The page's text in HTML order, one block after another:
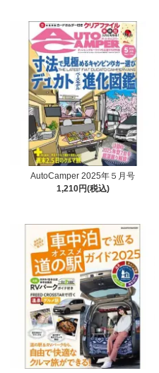
AutoCamper 2025年５月号
1,210円(税込)